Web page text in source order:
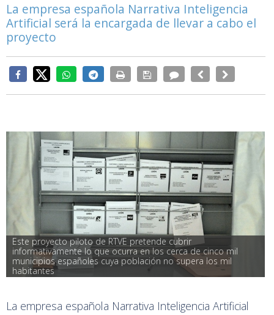
La empresa española Narrativa Inteligencia
Artificial será la encargada de llevar a cabo el
proyecto
Este proyecto piloto de RTVE pretende cubrir
informativamente lo que ocurra en los cerca de cinco mil
municipios españoles cuya población no supera los mil
habitantes
La empresa española Narrativa Inteligencia Artificial